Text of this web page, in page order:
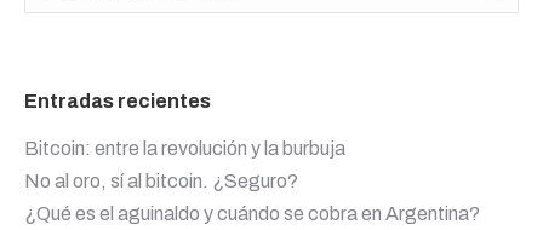
Entradas recientes
Bitcoin: entre la revolución y la burbuja
No al oro, sí al bitcoin. ¿Seguro?
¿Qué es el aguinaldo y cuándo se cobra en Argentina?